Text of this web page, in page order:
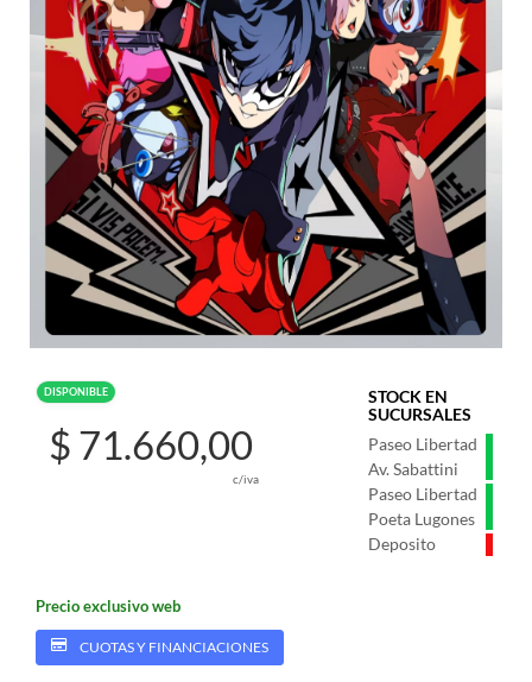
DISPONIBLE
STOCK EN
SUCURSALES
Paseo Libertad
Av. Sabattini
Paseo Libertad
Poeta Lugones
Deposito
$ 71.660,00
c/iva
Precio exclusivo web
CUOTAS Y FINANCIACIONES